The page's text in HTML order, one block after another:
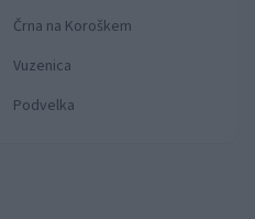
Črna na Koroškem
Vuzenica
Podvelka